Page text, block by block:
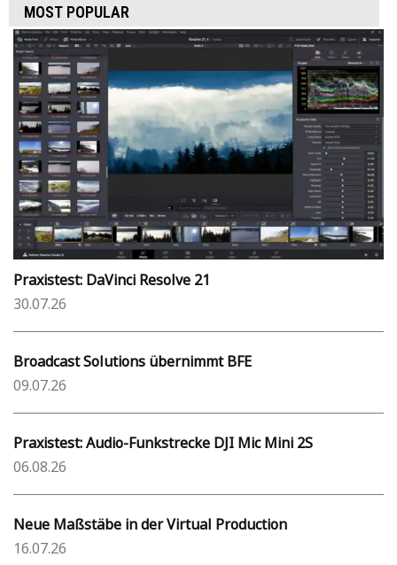
MOST POPULAR
Praxistest: DaVinci Resolve 21
30.07.26
Broadcast Solutions übernimmt BFE
09.07.26
Praxistest: Audio-Funkstrecke DJI Mic Mini 2S
06.08.26
Neue Maßstäbe in der Virtual Production
16.07.26